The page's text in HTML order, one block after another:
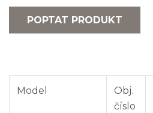
POPTAT PRODUKT
Model
Obj.
číslo